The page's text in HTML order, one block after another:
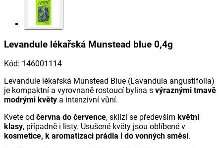
Levandule lékařská Munstead blue 0,4g
Kód: 146001114
Levandule lékařská Munstead Blue (Lavandula angustifolia)
je kompaktní a vyrovnaně rostoucí bylina s výraznými tmavě
modrými květy a intenzivní vůní.
Kvete od června do července, sklízí se především květní
klasy, případně i listy. Usušené květy jsou oblíbené v
kosmetice, k aromatizaci prádla i do vonných směsí.